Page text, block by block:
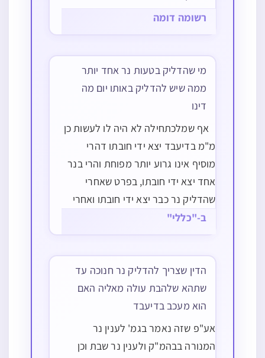
רשומה דומה
מי שהדליק בטעות נר אחד יותר
ממה שיש להדליק באותו יום מה
דינו
אף שמלכתחילה לא היה לו לעשות כן
מ"מ בדיעבד יצא ידי חובתו דהרי
מוסיף אינו גרוע יותר מפוחת והרי בנר
אחד יצא ידי חובתו, בפרט שאחרי
שהדליק נר כבר יצא ידי חובתו ואחרי
שהדליק כמה נרות כמנין אותו היום
ב-"כללי"
הדין שצריך להדליק נר חנוכה עד
שתהא שלהבת עולה מאליה האם
הוא מעכב בדיעבד
אע"פ שזה נאמר בגמ' לענין נר
המנורה בבהמ"ק ולענין נר שבת וכן